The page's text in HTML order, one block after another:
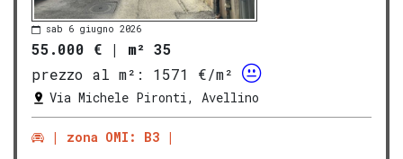
sab 6 giugno 2026
55.000 € | m² 35
prezzo al m²:
1571 €/m²
Via Michele Pironti, Avellino
zona OMI: B3